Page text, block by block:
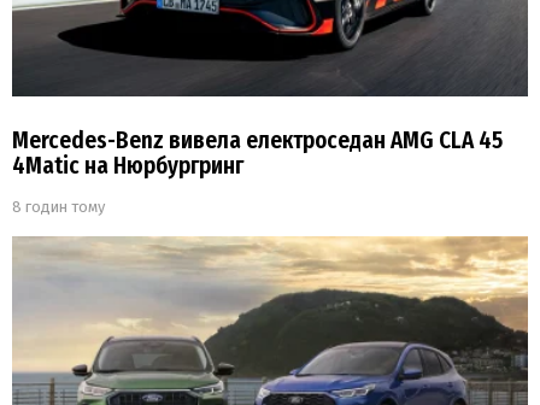
Mercedes-Benz вивела електроседан AMG CLA 45
4Matic на Нюрбургринг
8 годин тому